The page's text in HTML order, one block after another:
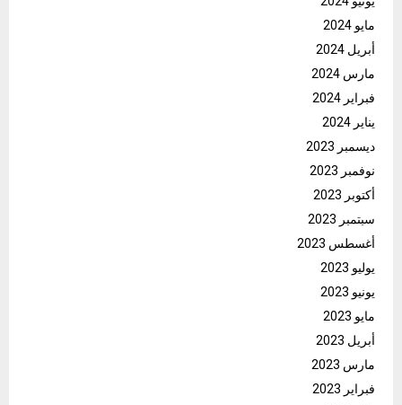
مايو 2024
أبريل 2024
مارس 2024
فبراير 2024
يناير 2024
ديسمبر 2023
نوفمبر 2023
أكتوبر 2023
سبتمبر 2023
أغسطس 2023
يوليو 2023
يونيو 2023
مايو 2023
أبريل 2023
مارس 2023
فبراير 2023